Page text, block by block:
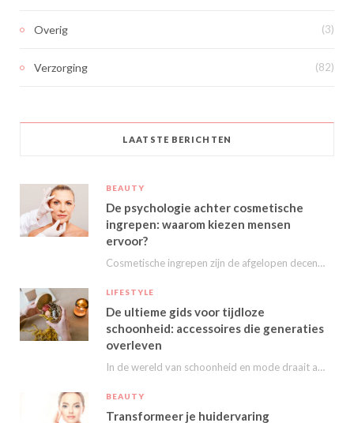
Overig (3)
Verzorging (82)
LAATSTE BERICHTEN
BEAUTY
De psychologie achter cosmetische
ingrepen: waarom kiezen mensen
ervoor?
Cosmetische ingrepen zijn de afgelopen decennia steeds populairder geworden. Van kleine behandelingen zoals fillers en…
LIFESTYLE
De ultieme gids voor tijdloze
schoonheid: accessoires die generaties
overleven
In de wereld van schoonheid en mode draait alles om het uitstralen van je persoonlijke…
BEAUTY
Transformeer je huidervaring